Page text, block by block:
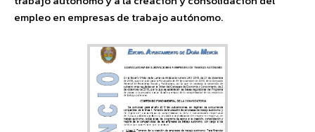
empleo en empresas de trabajo autónomo.